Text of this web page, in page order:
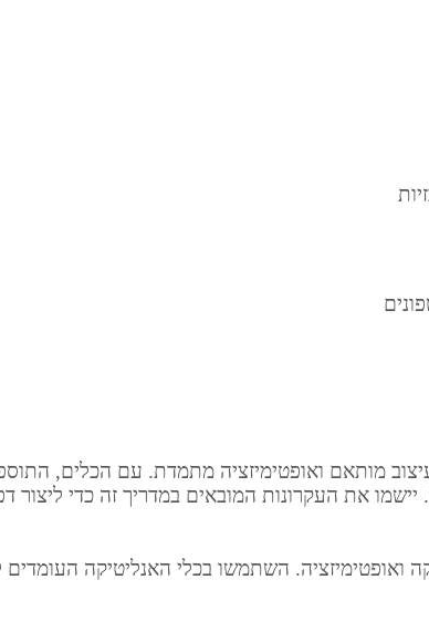
מותאם ואופטימיזציה מתמדת. עם הכלים,
את העקרונות המובאים במדריך זה כדי ליצור
השתמשו בכלי האנליטיקה